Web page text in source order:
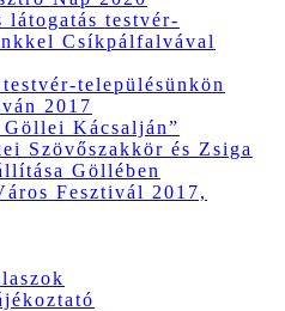
látogatás testvér-
Csíkpálfalvával
településünkön
2017
Göllei Kácsalján”
Szövőszakkör és Zsiga
Göllében
Fesztivál 2017,